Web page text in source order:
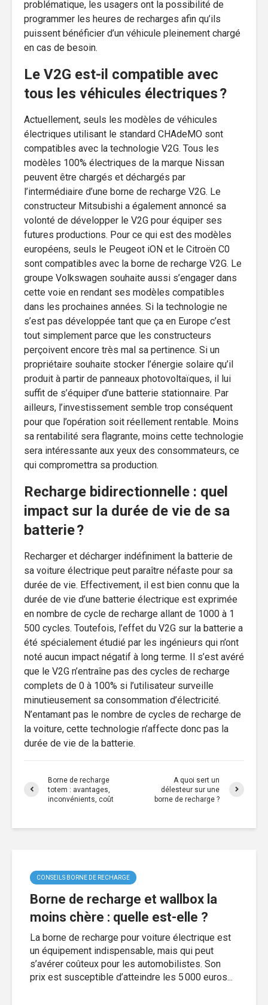
problématique, les usagers ont la possibilité de
programmer les heures de recharges afin qu’ils
puissent bénéficier d’un véhicule pleinement chargé
en cas de besoin.
Le V2G est-il compatible avec
tous les véhicules électriques ?
Actuellement, seuls les modèles de véhicules
électriques utilisant le standard CHAdeMO sont
compatibles avec la technologie V2G. Tous les
modèles 100% électriques de la marque Nissan
peuvent être chargés et déchargés par
l’intermédiaire d’une borne de recharge V2G. Le
constructeur Mitsubishi a également annoncé sa
volonté de développer le V2G pour équiper ses
futures productions. Pour ce qui est des modèles
européens, seuls le Peugeot iON et le Citroën C0
sont compatibles avec la borne de recharge V2G. Le
groupe Volkswagen souhaite aussi s’engager dans
cette voie en rendant ses modèles compatibles
dans les prochaines années. Si la technologie ne
s’est pas développée tant que ça en Europe c’est
tout simplement parce que les constructeurs
perçoivent encore très mal sa pertinence. Si un
propriétaire souhaite stocker l’énergie solaire qu’il
produit à partir de panneaux photovoltaïques, il lui
suffit de s’équiper d’une batterie stationnaire. Par
ailleurs, l’investissement semble trop conséquent
pour que l’opération soit réellement rentable. Moins
sa rentabilité sera flagrante, moins cette technologie
sera intéressante aux yeux des consommateurs, ce
qui compromettra sa production.
Recharge bidirectionnelle : quel
impact sur la durée de vie de sa
batterie ?
Recharger et décharger indéfiniment la batterie de
sa voiture électrique peut paraître néfaste pour sa
durée de vie. Effectivement, il est bien connu que la
durée de vie d’une batterie électrique est exprimée
en nombre de cycle de recharge allant de 1000 à 1
500 cycles. Toutefois, l’effet du V2G sur la batterie a
été spécialement étudié par les ingénieurs qui n’ont
noté aucun impact négatif à long terme. Il s’est avéré
que le V2G n’entraîne pas des cycles de recharge
complets de 0 à 100% si l’utilisateur surveille
minutieusement sa consommation d’électricité.
N’entamant pas le nombre de cycles de recharge de
la voiture, cette technologie n’affecte donc pas la
durée de vie de la batterie.
Borne de recharge
totem : avantages,
inconvénients, coût
A quoi sert un
délesteur sur une
borne de recharge ?
CONSEILS BORNE DE RECHARGE
Borne de recharge et wallbox la
moins chère : quelle est-elle ?
La borne de recharge pour voiture électrique est
un équipement indispensable, mais qui peut
s’avérer coûteux pour les automobilistes. Son
prix est susceptible d’atteindre les 5 000 euros...